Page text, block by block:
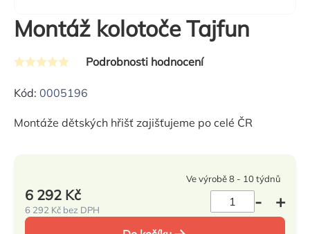
Montáž kolotoče Tajfun
Průměrné
hodnocení
je
hvězdiček.
Podrobnosti hodnocení
Kód: 0005196
Montáže dětských hřišť zajišťujeme po celé ČR
Ve výrobě 8 - 10 týdnů
6 292 Kč
6 292 Kč bez DPH
Měrná